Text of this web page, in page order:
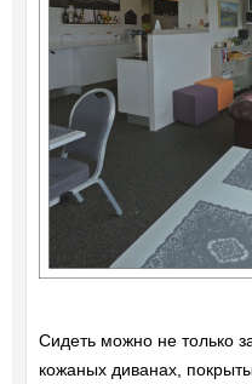
Сидеть можно не только
кожаных диванах,